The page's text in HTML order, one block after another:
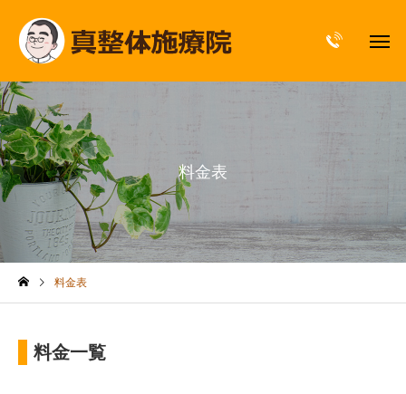
料金表
料金表
料金一覧